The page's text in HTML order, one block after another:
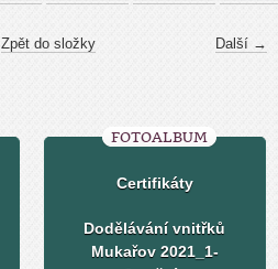
Další →
Zpět do složky
FOTOALBUM
Certifikáty
Dodělávání vnitřků
Mukařov 2021_1-